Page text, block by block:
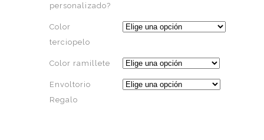
personalizado?
Color
terciopelo
Color ramillete
Envoltorio
Regalo